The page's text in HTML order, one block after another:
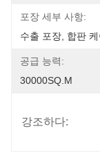
포장 세부 사항:
수출 포장, 합판
공급 능력:
30000SQ.M
강조하다: